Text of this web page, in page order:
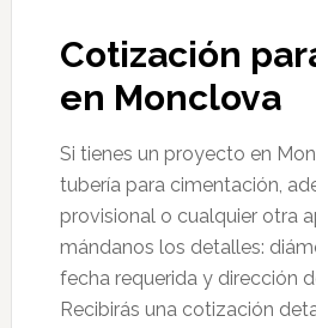
Cotización
en Monclova
Si tienes un proyecto en
tubería para cimentación,
provisional o cualquier otra
mándanos los detalles:
fecha requerida y dirección
Recibirás una cotización